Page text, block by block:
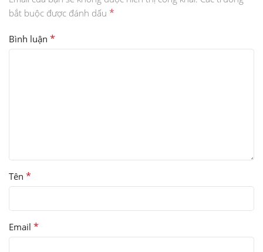
bắt buộc được đánh dấu *
Bình luận *
Tên *
Email *